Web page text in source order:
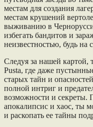
местам для создания
местам крушений
выживанию в
избегать бандитов и
неизвестностью, будь на
Следуя за нашей картой,
Pusta, где даже
старых тайн и
полной интриг и
возможности и секреты.
апокалипсис и хаос, ты
и раскопать ее тайны